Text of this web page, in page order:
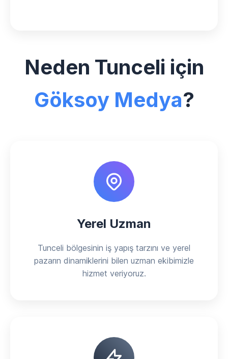
Neden Tunceli için
Göksoy Medya?
Yerel Uzman
Tunceli bölgesinin iş yapış tarzını ve yerel
pazarın dinamiklerini bilen uzman ekibimizle
hizmet veriyoruz.